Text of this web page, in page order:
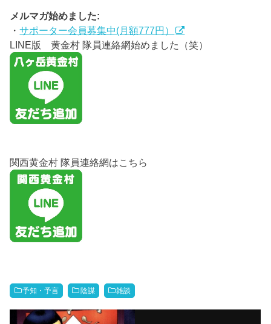
メルマガ始めました:
・サポーター会員募集中(月額777円）
LINE版 黄金村 隊員連絡網始めました（笑）
関西黄金村 隊員連絡網はこちら
予知・予言 陰謀 雑談